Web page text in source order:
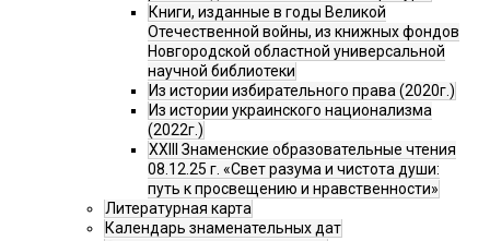
Книги, изданные в годы Великой
Отечественной войны, из книжных фондов
Новгородской областной универсальной
научной библиотеки
Из истории избирательного права (2020г.)
Из истории украинского национализма
(2022г.)
XXIII Знаменские образовательные чтения
08.12.25 г. «Свет разума и чистота души:
путь к просвещению и нравственности»
Литературная карта
Календарь знаменательных дат